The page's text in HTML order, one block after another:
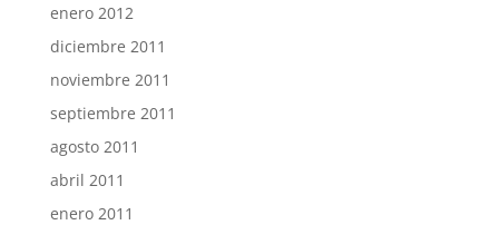
enero 2012
diciembre 2011
noviembre 2011
septiembre 2011
agosto 2011
abril 2011
enero 2011